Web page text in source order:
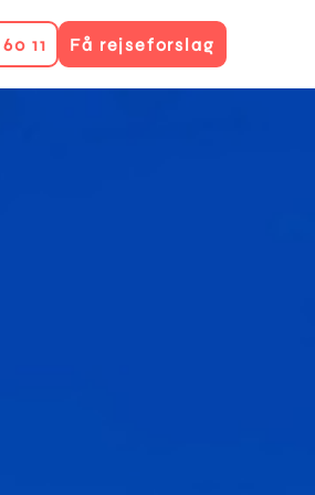
11 Få rejseforslag